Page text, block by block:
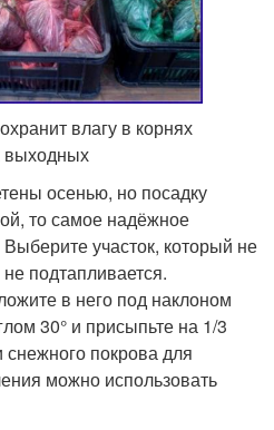
влагу в корнях
осенью, но посадку
то самое надёжное
участок, который не
подтапливается.
в него под наклоном
30° и присыпьте на 1/3
снежного покрова для
можно использовать